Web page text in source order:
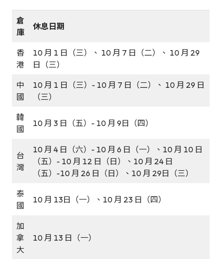
倉
庫
休息日期
香
港
10 月 1 日（三）、 10 月 7 日（二）、 10 月 29
日（三）
中
國
10 月 1 日（三）- 10 月 7 日（二）、 10 月 29 日
（三）
韓
國
10 月 3 日（五）- 10 月 9日（四）
台
灣
10 月 4 日（六）- 10 月 6 日（一）、10 月 10 日
（五）- 10 月 12 日（日）、10 月 24 日
（五）-10 月 26 日（日）、10 月 29日（三）
泰
國
10 月 13日（一）、10 月 23 日（四）
加
拿
大
10 月 13 日（一）